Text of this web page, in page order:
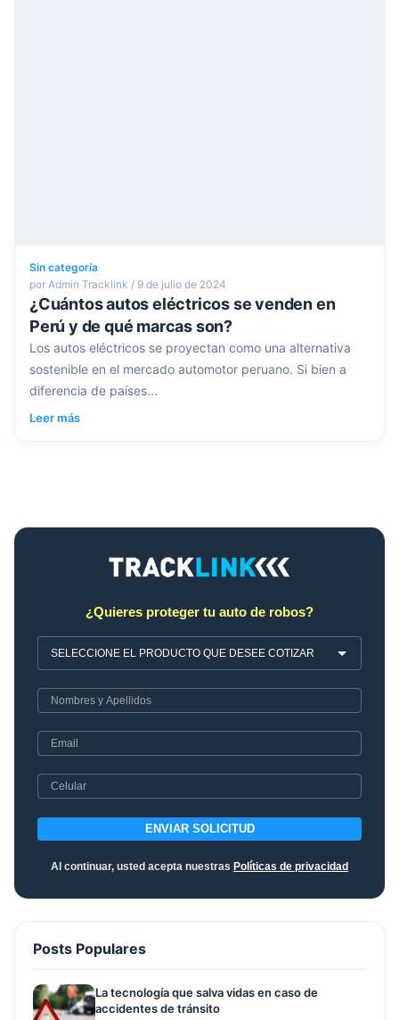
Sin categoría
por Admin Tracklink / 9 de julio de 2024
¿Cuántos autos eléctricos se venden en
Perú y de qué marcas son?
Los autos eléctricos se proyectan como una alternativa
sostenible en el mercado automotor peruano. Si bien a
diferencia de países...
Leer más
¿Quieres proteger tu auto de robos?
ENVIAR SOLICITUD
Al continuar, usted acepta nuestras Políticas de privacidad
Posts Populares
La tecnología que salva vidas en caso de
accidentes de tránsito